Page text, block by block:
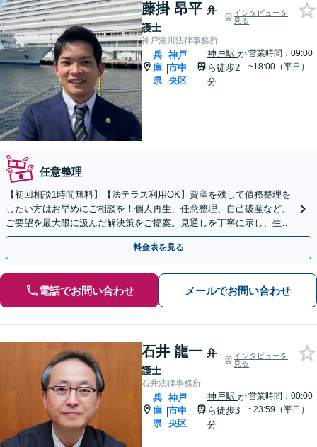
藤掛 昂平 弁
護士
インタビューを
見る
神戸湊川法律事務所
兵
庫
県
|
神戸
市中
央区
神戸駅 か
ら徒歩2
分
営業時間：09:00
~18:00（平日）
任意整理
【初回相談1時間無料】【法テラス利用OK】資産を残して債務整理を
したい方はお早めにご相談を！個人再生、任意整理、自己破産など、
ご要望を最大限に汲んだ解決策をご提案。見通しを丁寧に示し、生活
再建に向けてサポートいたします【神戸駅2分】
料金表を見る
電話でお問い合わせ メールでお問い合わせ
石井 龍一 弁
護士
インタビューを
見る
石井法律事務所
兵
庫
県
|
神戸
市中
央区
神戸駅 か
ら徒歩3
分
営業時間：00:00
~23:59（平日）